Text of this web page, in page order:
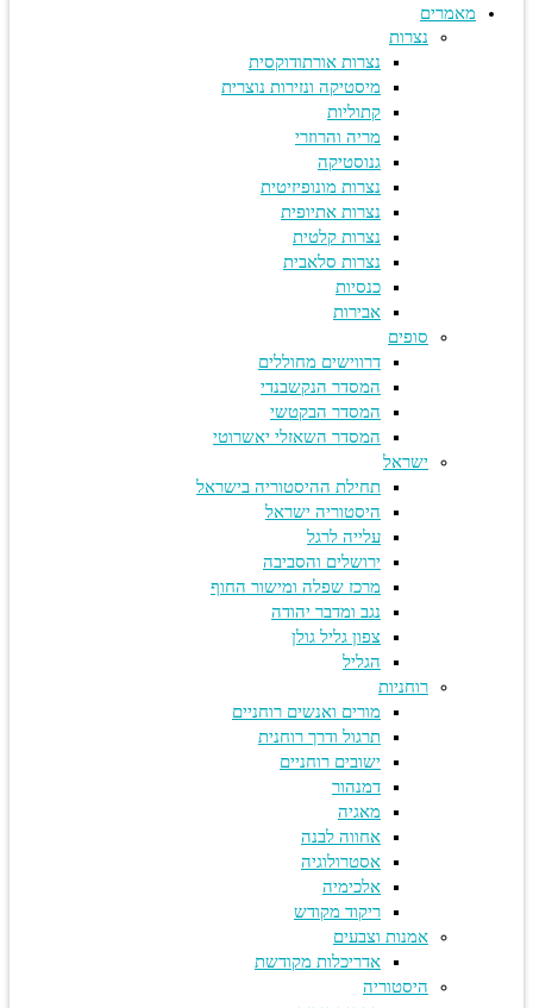
מאמרים
נצרות
נצרות אורתודוקסית
מיסטיקה ונזירות נוצרית
קתוליות
מריה והרוזרי
גנוסטיקה
נצרות מונופיזיטית
נצרות אתיופית
נצרות קלטית
נצרות סלאבית
כנסיות
אבירות
סופים
דרווישים מחוללים
המסדר הנקשבנדי
המסדר הבקטשי
המסדר השאזלי יאשרוטי
ישראל
תחילת ההיסטוריה בישראל
היסטוריה ישראל
עלייה לרגל
ירושלים והסביבה
מרכז שפלה ומישור החוף
נגב ומדבר יהודה
צפון גליל גולן
הגליל
רוחניות
מורים ואנשים רוחניים
תרגול ודרך רוחנית
ישובים רוחניים
דמנהור
מאגיה
אחווה לבנה
אסטרולוגיה
אלכימיה
ריקוד מקודש
אמנות וצבעים
אדריכלות מקודשת
היסטוריה